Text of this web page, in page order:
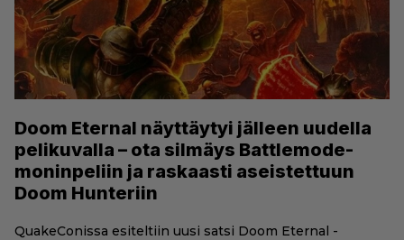
Doom Eternal näyttäytyi jälleen uudella
pelikuvalla – ota silmäys Battlemode-
moninpeliin ja raskaasti aseistettuun
Doom Hunteriin
QuakeConissa esiteltiin uusi satsi Doom Eternal -